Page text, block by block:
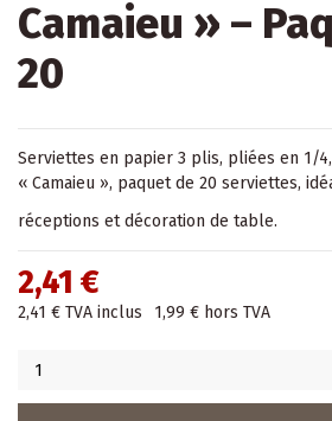
Camaieu » –
20
Serviettes en papier 3 plis, pliées en 1/
« Camaieu », paquet de 20 serviettes,
réceptions et décoration de table.
2,41 €
2,41 € TVA inclus 1,99 € hors TVA